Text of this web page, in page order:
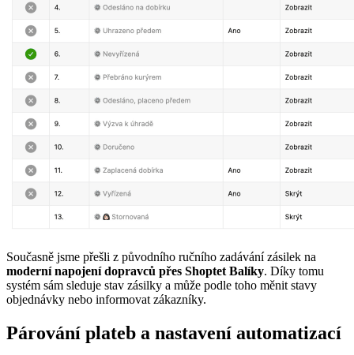
Současně jsme přešli z původního ručního zadávání zásilek na
moderní napojení dopravců přes Shoptet Balíky. Díky tomu
systém sám sleduje stav zásilky a může podle toho měnit stavy
objednávky nebo informovat zákazníky.
Párování plateb a nastavení automatizací